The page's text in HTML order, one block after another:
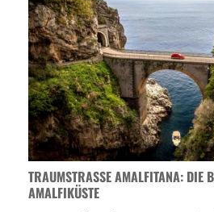
TRAUMSTRASSE AMALFITANA: DIE
MALFIKÜSTE